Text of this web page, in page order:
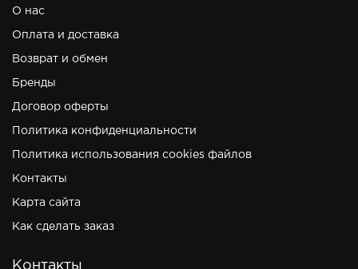
О нас
Оплата и доставка
Возврат и обмен
Бренды
Договор оферты
Политика конфиденциальности
Политика использования cookies файлов
Контакты
Карта сайта
Как сделать заказ
Контакты